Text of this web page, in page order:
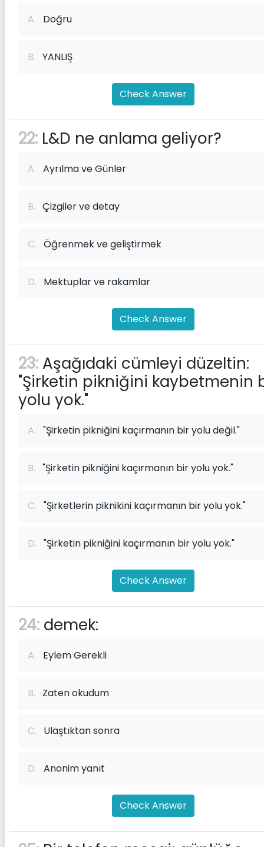
A. Doğru
B. YANLIŞ
Check Answer
22: L&D ne anlama geliyor?
A. Ayrılma ve Günler
B. Çizgiler ve detay
C. Öğrenmek ve geliştirmek
D. Mektuplar ve rakamlar
Check Answer
23: Aşağıdaki cümleyi düzeltin:
"Şirketin pikniğini kaybetmenin
yolu yok."
A. "Şirketin pikniğini kaçırmanın bir yolu değil."
B. "Şirketin pikniğini kaçırmanın bir yolu yok."
C. "Şirketlerin piknikini kaçırmanın bir yolu yok."
D. "Şirketin pikniğini kaçırmanın bir yolu yok."
Check Answer
24: demek:
A. Eylem Gerekli
B. Zaten okudum
C. Ulaştıktan sonra
D. Anonim yanıt
Check Answer